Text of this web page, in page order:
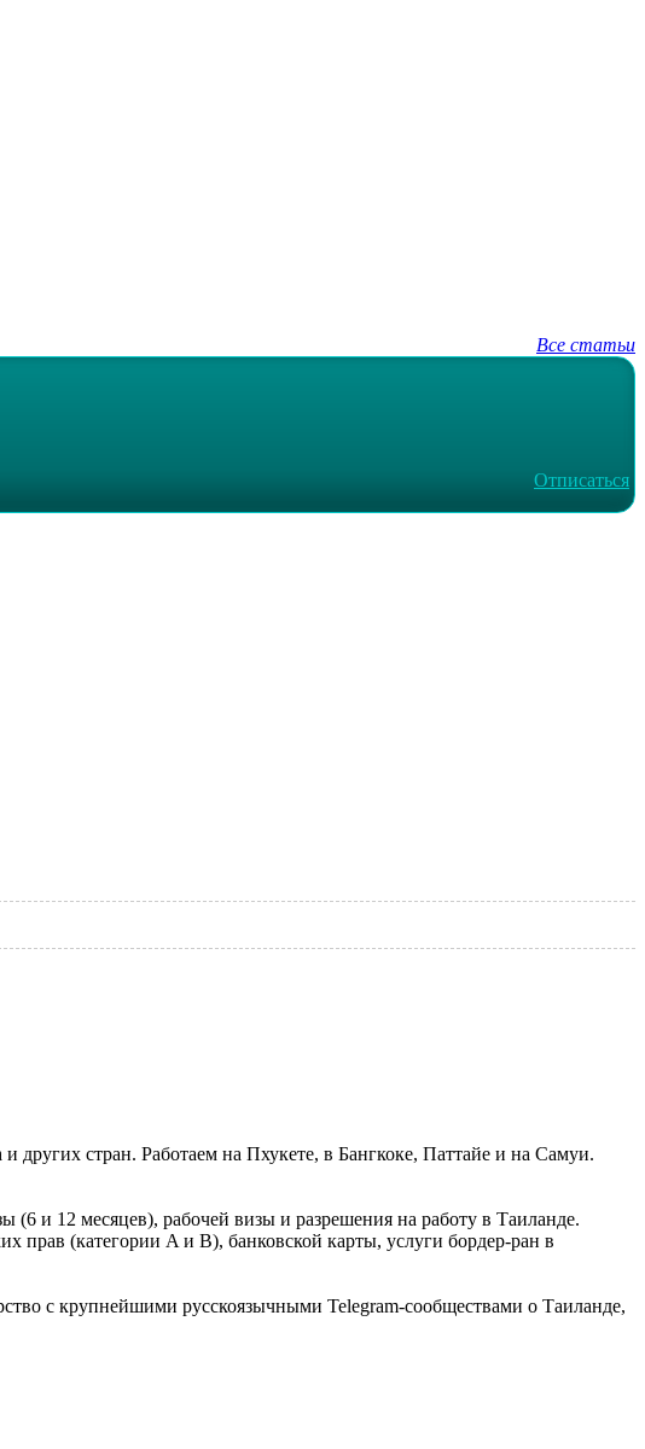
Все статьи
Отписаться
стран. Работаем на Пхукете, в Бангкоке, Паттайе и на Самуи.
и 12 месяцев), рабочей визы и разрешения на работу в Таиланде.
прав (категории A и B), банковской карты, услуги бордер-ран в
с крупнейшими русскоязычными Telegram-сообществами о Таиланде,